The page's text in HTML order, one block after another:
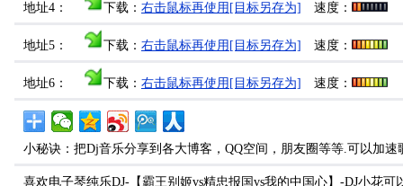
地址4： 下载： 右击鼠标再使用[目标另存为] 速度：
地址5： 下载： 右击鼠标再使用[目标另存为] 速度：
地址6： 下载： 右击鼠标再使用[目标另存为] 速度：
小秘诀：把Dj音乐分享到各大博客，QQ空间，朋友圈等等.可以加速
喜欢电子琴纯乐DJ-【霸王别姬vs精忠报国vs我的中国心】-DJ小花